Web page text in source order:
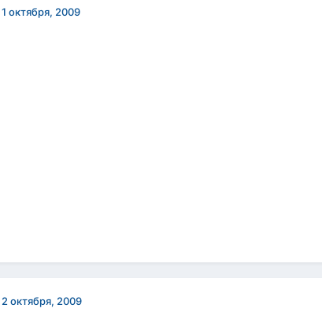
1 октября, 2009
2 октября, 2009